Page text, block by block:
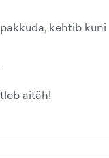
kehtib kuni
aitäh!